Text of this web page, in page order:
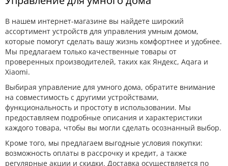
В нашем интернет-магазине вы найдете широкий
ассортимент устройств для управления умным домом,
которые помогут сделать вашу жизнь комфортнее и удобнее.
Мы предлагаем только качественные товары от
проверенных производителей, таких как Яндекс, Aqara и
Xiaomi.
Выбирая управление для умного дома, обратите внимание
на совместимость с другими устройствами,
функциональность и простоту в использовании. Мы
предоставляем подробные описания и характеристики
каждого товара, чтобы вы могли сделать осознанный выбор.
Кроме того, мы предлагаем выгодные условия покупки:
возможность оплаты в рассрочку и кредит, а также
регулярные акции и скидки. Доставка осуществляется по